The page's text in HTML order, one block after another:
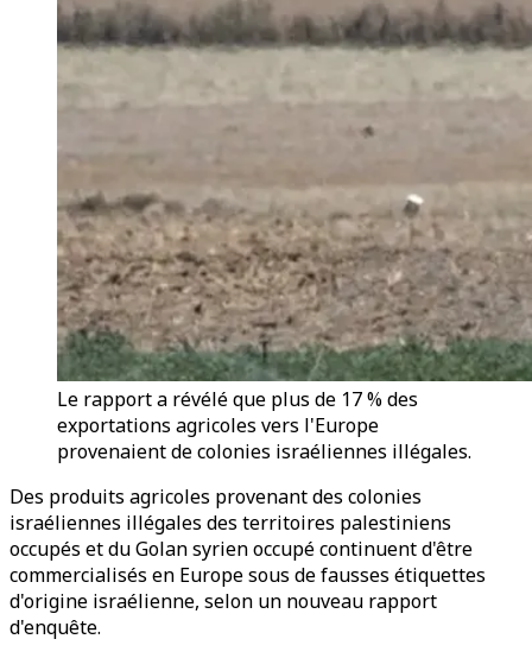
Le rapport a révélé que plus de 17 % des
exportations agricoles vers l'Europe
provenaient de colonies israéliennes illégales.
Des produits agricoles provenant des colonies
israéliennes illégales des territoires palestiniens
occupés et du Golan syrien occupé continuent d'être
commercialisés en Europe sous de fausses étiquettes
d'origine israélienne, selon un nouveau rapport
d'enquête.